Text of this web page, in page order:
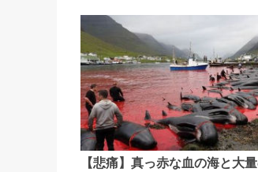
【悲痛】真っ赤な血の海と大